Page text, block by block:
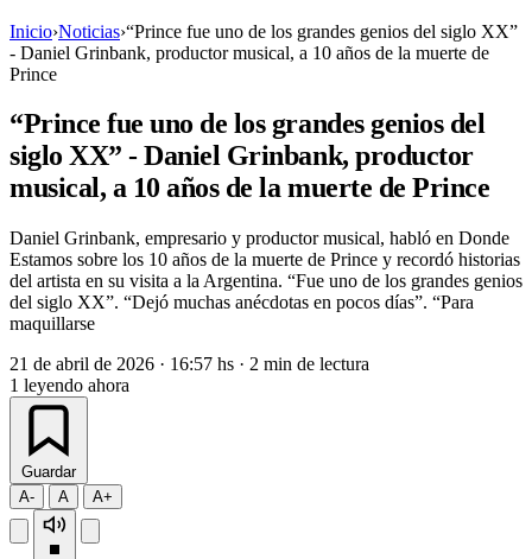
Inicio›Noticias›“Prince fue uno de los grandes genios del siglo XX”
- Daniel Grinbank, productor musical, a 10 años de la muerte de
Prince
“Prince fue uno de los grandes genios del
siglo XX” - Daniel Grinbank, productor
musical, a 10 años de la muerte de Prince
Daniel Grinbank, empresario y productor musical, habló en Donde
Estamos sobre los 10 años de la muerte de Prince y recordó historias
del artista en su visita a la Argentina. “Fue uno de los grandes genios
del siglo XX”. “Dejó muchas anécdotas en pocos días”. “Para
maquillarse
21 de abril de 2026 · 16:57 hs · 2 min de lectura
1 leyendo ahora
Guardar
A-
A A+